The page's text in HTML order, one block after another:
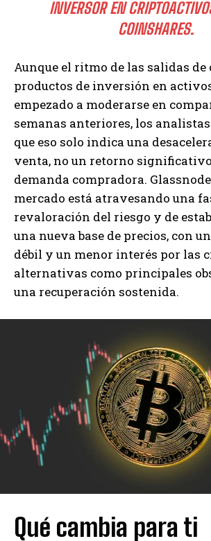
INVERSOR EN
COINSHARES.
Aunque el ritmo de las salidas de
productos de inversión en
empezado a moderarse en
semanas anteriores, los
que eso solo indica una
venta, no un retorno
demanda compradora.
mercado está atravesando una
revaloración del riesgo y de
una nueva base de precios, con
débil y un menor interés por las
alternativas como principales
una recuperación sostenida.
Qué cambia para ti